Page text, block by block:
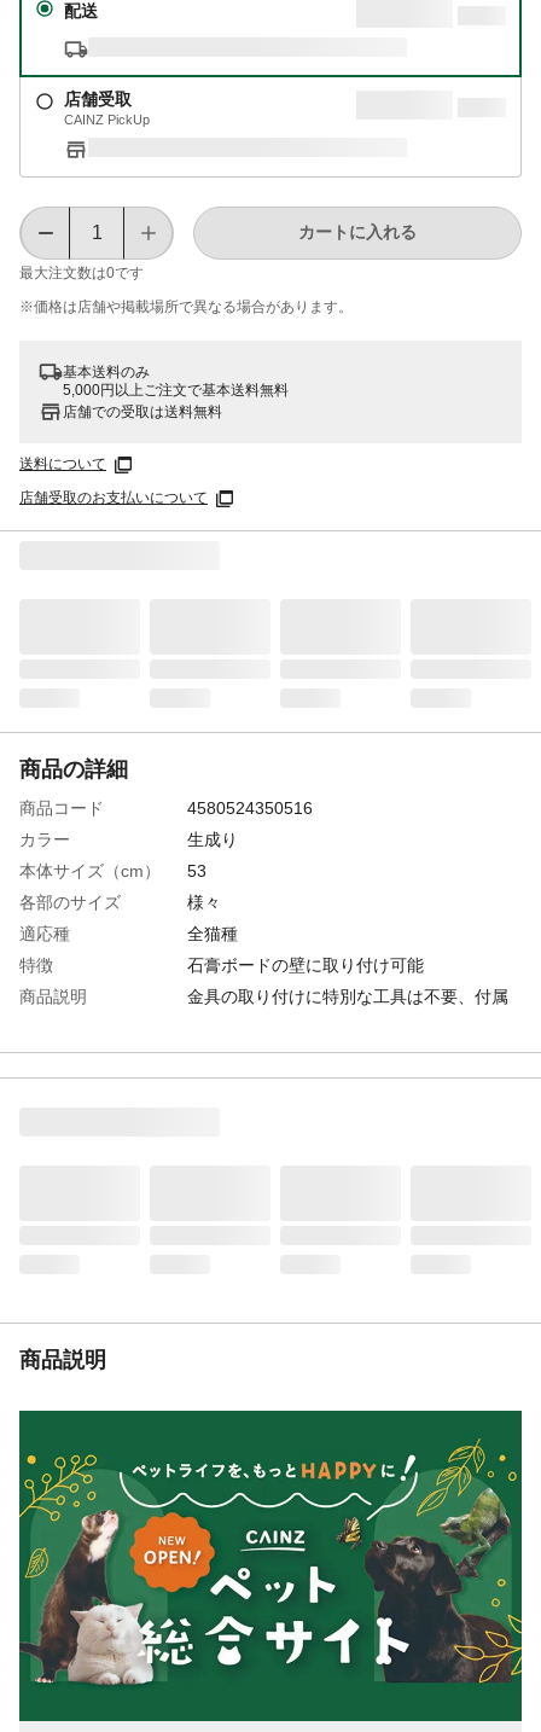
配送
店舗受取
CAINZ PickUp
最大注文数は0です
カートに入れる
※価格は​店舗や​掲載場所で​異なる​場合が​あります。
基本送料のみ
5,000円以上ご注文で基本送料無料
店舗での受取は送料無料
送料について
店舗受取のお支払いについて
商品の詳細
商品コード
4580524350516
カラー
生成り
本体サイズ（cm）
53
各部のサイズ
様々
適応種
全猫種
特徴
石膏ボードの壁に取り付け可能
商品説明
金具の取り付けに特別な工具は不要、付属
組立目安時間（分）
30
さい。
お手入れ方法
いように2度水拭きした後、乾いた布等で仕
上げてください。
生産国
日本
設置場所
使用頭数目安
一匹
重量
0.7kg
商品説明